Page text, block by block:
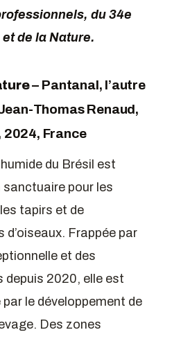
du 34e
de la Nature.
– Pantanal, l’autre
Thomas Renaud,
2024, France
du Brésil est
pour les
tapirs et de
d’oiseaux. Frappée par
et des
depuis 2020, elle est
le développement de
Des zones